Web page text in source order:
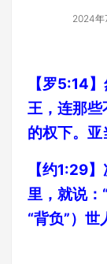
2024年
【罗5:14
王，连那些
的权下。亚
【约1:29
里，就说
“背负”）世